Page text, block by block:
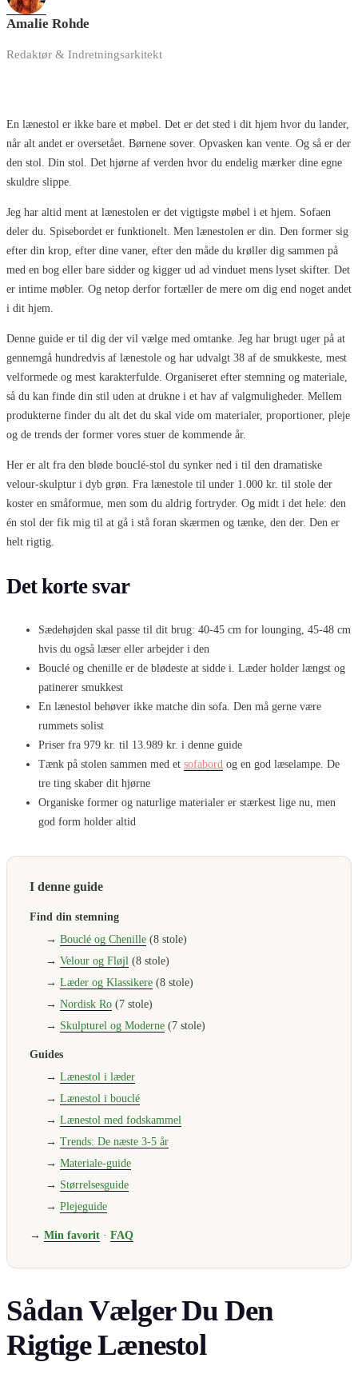
Amalie Rohde
Redaktør & Indretningsarkitekt
En lænestol er ikke bare et møbel. Det er det sted i dit hjem hvor du lander,
når alt andet er oversetået. Børnene sover. Opvasken kan vente. Og så er der
den stol. Din stol. Det hjørne af verden hvor du endelig mærker dine egne
skuldre slippe.
Jeg har altid ment at lænestolen er det vigtigste møbel i et hjem. Sofaen
deler du. Spisebordet er funktionelt. Men lænestolen er din. Den former sig
efter din krop, efter dine vaner, efter den måde du krøller dig sammen på
med en bog eller bare sidder og kigger ud ad vinduet mens lyset skifter. Det
er intime møbler. Og netop derfor fortæller de mere om dig end noget andet
i dit hjem.
Denne guide er til dig der vil vælge med omtanke. Jeg har brugt uger på at
gennemgå hundredvis af lænestole og har udvalgt 38 af de smukkeste, mest
velformede og mest karakterfulde. Organiseret efter stemning og materiale,
så du kan finde din stil uden at drukne i et hav af valgmuligheder. Mellem
produkterne finder du alt det du skal vide om materialer, proportioner, pleje
og de trends der former vores stuer de kommende år.
Her er alt fra den bløde bouclé-stol du synker ned i til den dramatiske
velour-skulptur i dyb grøn. Fra lænestole til under 1.000 kr. til stole der
koster en småformue, men som du aldrig fortryder. Og midt i det hele: den
én stol der fik mig til at gå i stå foran skærmen og tænke, den der. Den er
helt rigtig.
Det korte svar
Sædehøjden skal passe til dit brug: 40-45 cm for lounging, 45-48 cm
hvis du også læser eller arbejder i den
Bouclé og chenille er de blødeste at sidde i. Læder holder længst og
patinerer smukkest
En lænestol behøver ikke matche din sofa. Den må gerne være
rummets solist
Priser fra 979 kr. til 13.989 kr. i denne guide
Tænk på stolen sammen med et sofabord og en god læselampe. De
tre ting skaber dit hjørne
Organiske former og naturlige materialer er stærkest lige nu, men
god form holder altid
I denne guide
Find din stemning
→ Bouclé og Chenille (8 stole)
→ Velour og Fløjl (8 stole)
→ Læder og Klassikere (8 stole)
→ Nordisk Ro (7 stole)
→ Skulpturel og Moderne (7 stole)
Guides
→ Lænestol i læder
→ Lænestol i bouclé
→ Lænestol med fodskammel
→ Trends: De næste 3-5 år
→ Materiale-guide
→ Størrelsesguide
→ Plejeguide
→ Min favorit · FAQ
Sådan Vælger Du Den
Rigtige Lænestol